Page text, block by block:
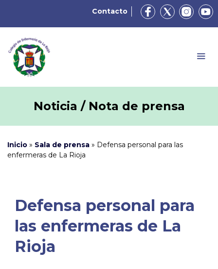
Contacto
Noticia / Nota de prensa
Inicio » Sala de prensa » Defensa personal para las
enfermeras de La Rioja
Defensa personal para
las enfermeras de La
Rioja